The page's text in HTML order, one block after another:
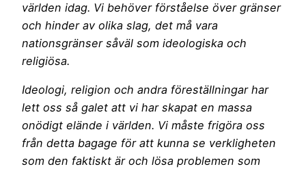
världen idag. Vi behöver förståelse över gränser
och hinder av olika slag, det må vara
nationsgränser såväl som ideologiska och
religiösa.
Ideologi, religion och andra föreställningar har
lett oss så galet att vi har skapat en massa
onödigt elände i världen. Vi måste frigöra oss
från detta bagage för att kunna se verkligheten
som den faktiskt är och lösa problemen som